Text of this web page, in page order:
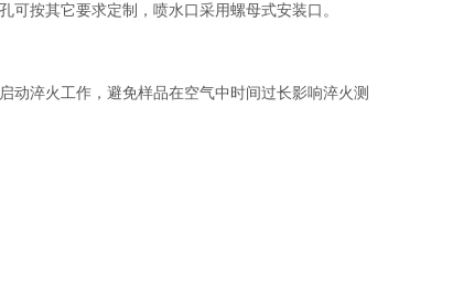
按其它要求定制，喷水口采用螺母式安装口。
动淬火工作，避免样品在空气中时间过长影响淬火测